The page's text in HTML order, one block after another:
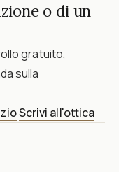
o di un
gratuito,
sulla
Scrivi all'ottica